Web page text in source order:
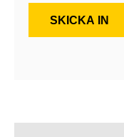
SKICKA IN